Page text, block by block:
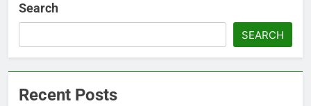
Search
SEARCH
Recent Posts